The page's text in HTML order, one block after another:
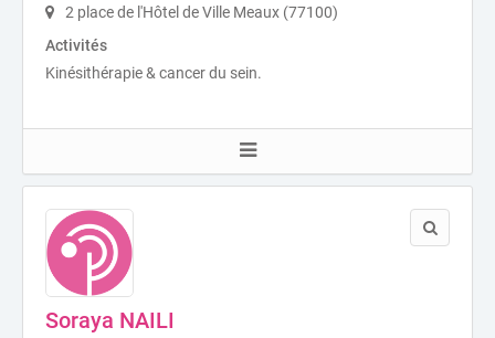
2 place de l'Hôtel de Ville Meaux (77100)
Activités
Kinésithérapie & cancer du sein.
Soraya NAILI